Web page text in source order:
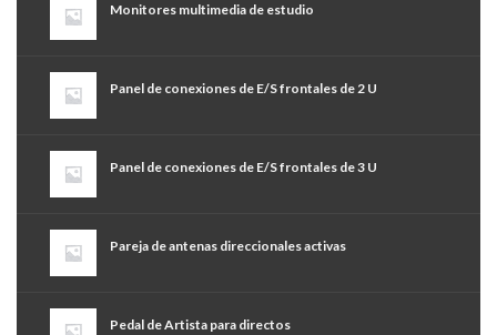
Monitores multimedia de estudio
Panel de conexiones de E/S frontales de 2 U
Panel de conexiones de E/S frontales de 3 U
Pareja de antenas direccionales activas
Pedal de Artista para directos